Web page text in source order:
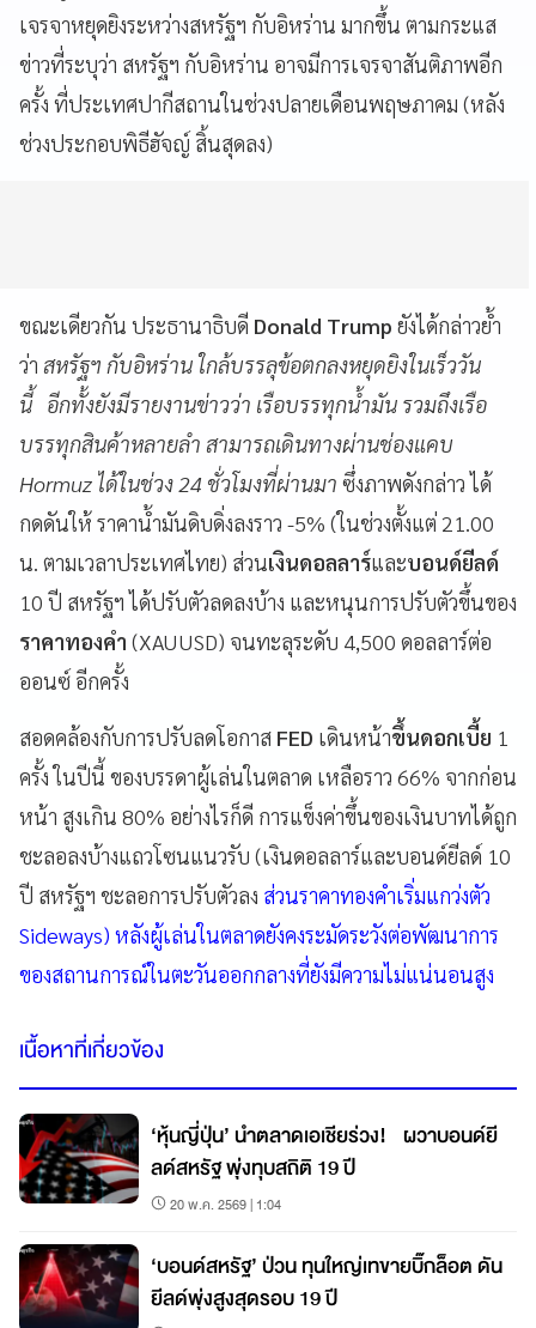
เจรจาหยุดยิงระหว่างสหรัฐฯ กับอิหร่าน มากขึ้น ตามกระแส
ข่าวที่ระบุว่า สหรัฐฯ กับอิหร่าน อาจมีการเจรจาสันติภาพอีก
ครั้ง ที่ประเทศปากีสถานในช่วงปลายเดือนพฤษภาคม (หลัง
ช่วงประกอบพิธีฮัจญ์ สิ้นสุดลง)
ขณะเดียวกัน ประธานาธิบดี Donald Trump ยังได้กล่าวย้ำ
ว่า สหรัฐฯ กับอิหร่าน ใกล้บรรลุข้อตกลงหยุดยิงในเร็ววัน
นี้ อีกทั้งยังมีรายงานข่าวว่า เรือบรรทุกน้ำมัน รวมถึงเรือ
บรรทุกสินค้าหลายลำ สามารถเดินทางผ่านช่องแคบ
Hormuz ได้ในช่วง 24 ชั่วโมงที่ผ่านมา ซึ่งภาพดังกล่าว ได้
กดดันให้ ราคาน้ำมันดิบดิ่งลงราว -5% (ในช่วงตั้งแต่ 21.00
น. ตามเวลาประเทศไทย) ส่วนเงินดอลลาร์และบอนด์ยีลด์
10 ปี สหรัฐฯ ได้ปรับตัวลดลงบ้าง และหนุนการปรับตัวขึ้นของ
ราคาทองคำ (XAUUSD) จนทะลุระดับ 4,500 ดอลลาร์ต่อ
ออนซ์ อีกครั้ง
สอดคล้องกับการปรับลดโอกาส FED เดินหน้าขึ้นดอกเบี้ย 1
ครั้ง ในปีนี้ ของบรรดาผู้เล่นในตลาด เหลือราว 66% จากก่อน
หน้า สูงเกิน 80% อย่างไรก็ดี การแข็งค่าขึ้นของเงินบาทได้ถูก
ชะลอลงบ้างแถวโซนแนวรับ (เงินดอลลาร์และบอนด์ยีลด์ 10
ปี สหรัฐฯ ชะลอการปรับตัวลง ส่วนราคาทองคำเริ่มแกว่งตัว
Sideways) หลังผู้เล่นในตลาดยังคงระมัดระวังต่อพัฒนาการ
ของสถานการณ์ในตะวันออกกลางที่ยังมีความไม่แน่นอนสูง
เนื้อหาที่เกี่ยวข้อง
‘หุ้นญี่ปุ่น’ นำตลาดเอเชียร่วง! ผวาบอนด์ยี
ลด์สหรัฐ พุ่งทุบสถิติ 19 ปี
20 พ.ค. 2569 | 1:04
‘บอนด์สหรัฐ’ ป่วน ทุนใหญ่เทขายบิ๊กล็อต ดัน
ยีลด์พุ่งสูงสุดรอบ 19 ปี